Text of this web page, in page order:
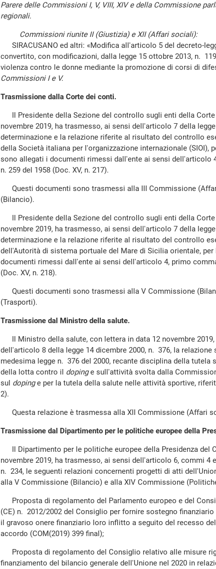
Parere delle Commissioni I, V, VIII, XIV e della Commissione
regionali.
Commissioni riunite II (Giustizia) e XII (Affari sociali):
SIRACUSANO ed altri: «Modifica all'articolo 5 del decreto-
convertito, con modificazioni, dalla legge 15 ottobre 2013, n.
violenza contro le donne mediante la promozione di corsi di
Commissioni I e V.
Trasmissione dalla Corte dei conti.
Il Presidente della Sezione del controllo sugli enti della
novembre 2019, ha trasmesso, ai sensi dell'articolo 7 della
determinazione e la relazione riferite al risultato del controllo
della Società italiana per l'organizzazione internazionale (SIOI),
sono allegati i documenti rimessi dall'ente ai sensi dell'articolo
n. 259 del 1958 (Doc. XV, n. 217).
Questi documenti sono trasmessi alla III Commissione
(Bilancio).
Il Presidente della Sezione del controllo sugli enti della
novembre 2019, ha trasmesso, ai sensi dell'articolo 7 della
determinazione e la relazione riferite al risultato del controllo
dell'Autorità di sistema portuale del Mare di Sicilia orientale,
documenti rimessi dall'ente ai sensi dell'articolo 4, primo
(Doc. XV, n. 218).
Questi documenti sono trasmessi alla V Commissione
(Trasporti).
Trasmissione dal Ministro della salute.
Il Ministro della salute, con lettera in data 12 novembre 2019,
dell'articolo 8 della legge 14 dicembre 2000, n. 376, la
medesima legge n. 376 del 2000, recante disciplina della tutela
della lotta contro il dopinge sull'attività svolta dalla
sul dopinge per la tutela della salute nelle attività sportive,
2).
Questa relazione è trasmessa alla XII Commissione (Affari
Trasmissione dal Dipartimento per le politiche europee della
Il Dipartimento per le politiche europee della Presidenza del
novembre 2019, ha trasmesso, ai sensi dell'articolo 6, commi 4
n. 234, le seguenti relazioni concernenti progetti di atti
alla V Commissione (Bilancio) e alla XIV Commissione
Proposta di regolamento del Parlamento europeo e del
(CE) n. 2012/2002 del Consiglio per fornire sostegno
il gravoso onere finanziario loro inflitto a seguito del recesso
accordo (COM(2019) 399 final);
Proposta di regolamento del Consiglio relativo alle misure
finanziamento del bilancio generale dell'Unione nel 2020 in